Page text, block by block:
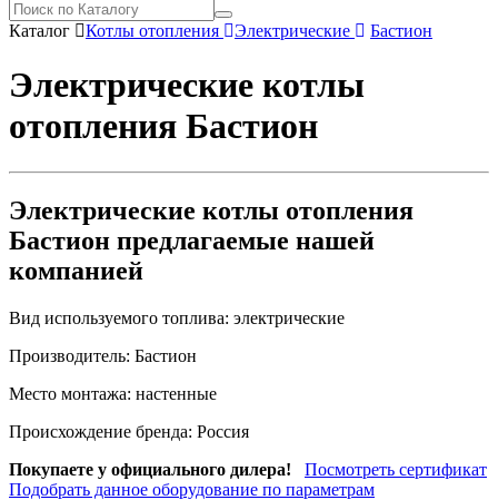
Каталог Котлы отопления Электрические Бастион
Электрические котлы
отопления Бастион
Электрические котлы отопления
Бастион предлагаемые нашей
компанией
Вид используемого топлива: электрические
Производитель: Бастион
Место монтажа: настенные
Происхождение бренда: Россия
Покупаете у официального дилера!
Посмотреть сертификат
Подобрать данное оборудование по параметрам